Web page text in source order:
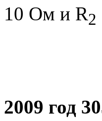
10 Ом и R2
2009 год